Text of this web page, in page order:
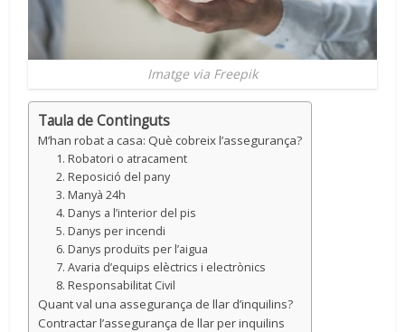
Imatge via Freepik
Taula de Continguts
M’han robat a casa: Què cobreix l’assegurança?
1. Robatori o atracament
2. Reposició del pany
3. Manyà 24h
4. Danys a l’interior del pis
5. Danys per incendi
6. Danys produïts per l’aigua
7. Avaria d’equips elèctrics i electrònics
8. Responsabilitat Civil
Quant val una assegurança de llar d’inquilins?
Contractar l’assegurança de llar per inquilins